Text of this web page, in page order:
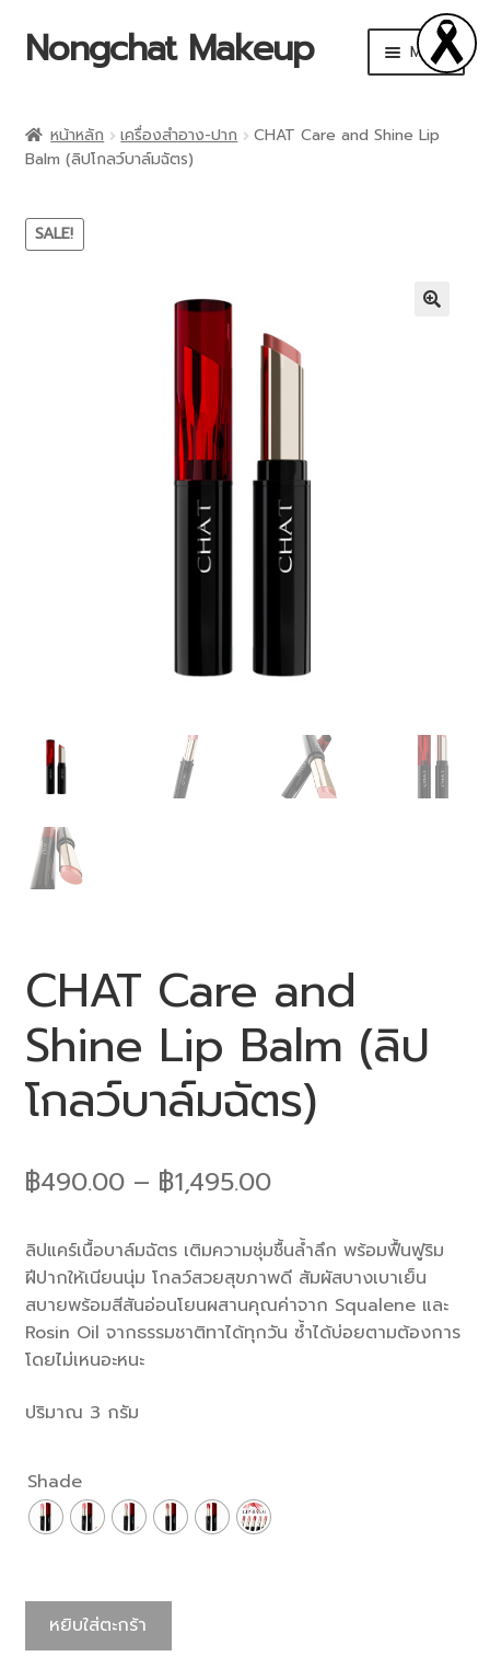
Nongchat Makeup Menu
THA by Nongchat
Browit by Nongchat
Makeup Art Academy
หน้าหลัก เครื่องสำอาง-ปาก
CHAT Care and Shine Lip
Balm (ลิปโกลว์บาล์มฉัตร)
SALE!
CHAT Care and
Shine Lip Balm (ลิป
โกลว์บาล์มฉัตร)
฿490.00 – ฿1,495.00
ลิปแคร์เนื้อบาล์มฉัตร เติมความชุ่มชื้นล้ำลึก พร้อมฟื้นฟูริม
ฝีปากให้เนียนนุ่ม โกลว์สวยสุขภาพดี สัมผัสบางเบาเย็น
สบายพร้อมสีสันอ่อนโยนผสานคุณค่าจาก Squalene และ
Rosin Oil จากธรรมชาติทาได้ทุกวัน ซ้ำได้บ่อยตามต้องการ
โดยไม่เหนอะหนะ
ปริมาณ 3 กรัม
Shade
หยิบใส่ตะกร้า